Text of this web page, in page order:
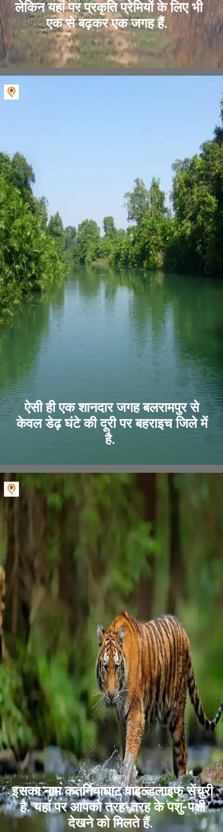
लेकिन यहां पर प्रकृति प्रेमियों के लिए भी
एक से बढ़कर एक जगह हैं.
ऐसी ही एक शानदार जगह बलरामपुर से
केवल डेढ़ घंटे की दूरी पर बहराइच जिले में
है.
इसका नाम कतर्नियाघाट वाइल्डलाइफ सेंचुरी
है. यहां पर आपको तरह-तरह के पशु-पक्षी
देखने को मिलते हैं.